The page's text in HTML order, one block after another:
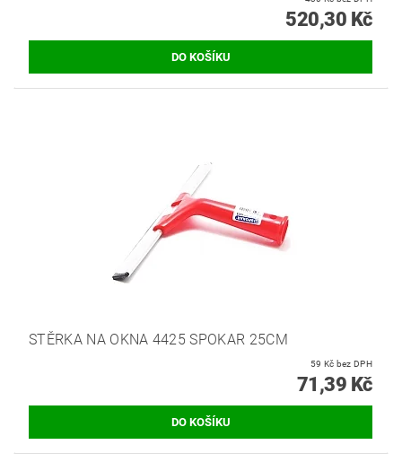
520,30 Kč
STĚRKA NA OKNA 4425 SPOKAR 25CM
59 Kč bez DPH
71,39 Kč